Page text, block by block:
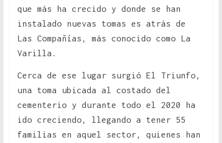
que más ha crecido y donde se han
instalado nuevas tomas es atrás de
Las Compañías, más conocido como La
Varilla.
Cerca de ese lugar surgió El Triunfo,
una toma ubicada al costado del
cementerio y durante todo el 2020 ha
ido creciendo, llegando a tener 55
familias en aquel sector, quienes han